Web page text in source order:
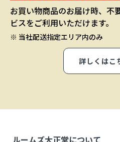
お買い物商品のお届け時、不
ビスをご利用いただけます。
※ 当社配送指定エリア内のみ
詳しくはこ